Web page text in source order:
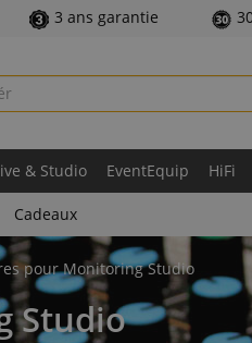
3 ans garantie
& Studio EventEquip HiFi
Cadeaux
pour Monitoring Studio
Studio